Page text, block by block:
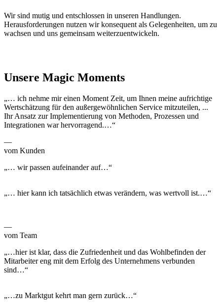
Wir sind mutig und entschlossen in unseren Handlungen.
Herausforderungen nutzen wir konsequent als Gelegenheiten, um zu
wachsen und uns gemeinsam weiterzuentwickeln.
Unsere Magic Moments
„… ich nehme mir einen Moment Zeit, um Ihnen meine aufrichtige
Wertschätzung für den außergewöhnlichen Service mitzuteilen, ...
Ihr Ansatz zur Implementierung von Methoden, Prozessen und
Integrationen war hervorragend.…“
—
vom Kunden
„… wir passen aufeinander auf…“
„… hier kann ich tatsächlich etwas verändern, was wertvoll ist.…“
—
vom Team
„…hier ist klar, dass die Zufriedenheit und das Wohlbefinden der
Mitarbeiter eng mit dem Erfolg des Unternehmens verbunden
sind…“
„…zu Marktgut kehrt man gern zurück…“